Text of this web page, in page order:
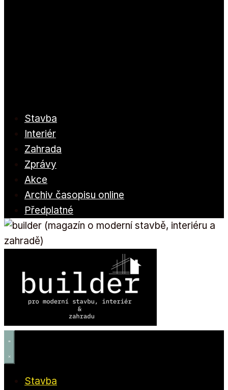
Stavba
Interiér
Zahrada
Zprávy
Akce
Archiv časopisu online
Předplatné
Stavba